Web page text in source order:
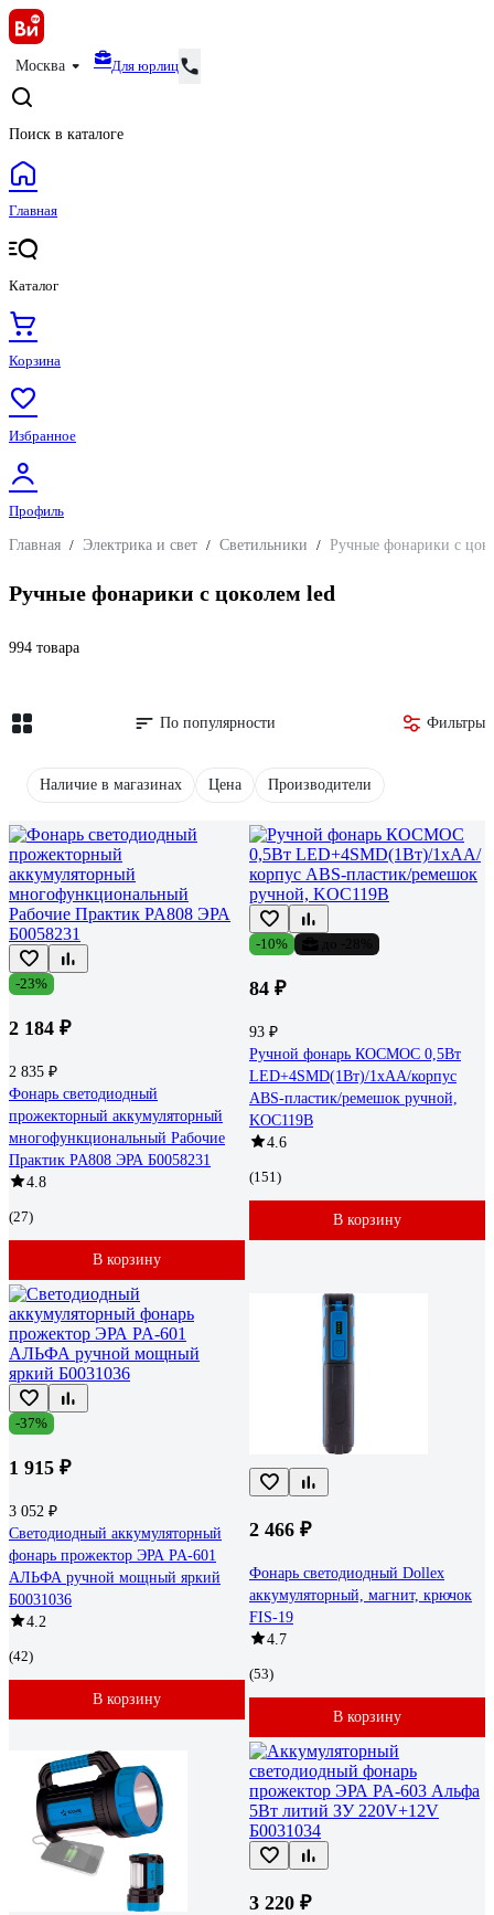
Москва Для юрлиц
Поиск в каталоге
Главная
Каталог
Корзина
Избранное
Профиль
Главная / Электрика и свет / Светильники / Ручные фонарики с
Ручные фонарики с цоколем led
994 товара
По популярности Фильтры
Наличие в магазинах Цена Производители
-23%
2 184 ₽
2 835 ₽
Фонарь светодиодный
прожекторный аккумуляторный
многофункциональный Рабочие
Практик PA808 ЭРА Б0058231
4.8
(27)
В корзину
-10%
84 ₽
93 ₽
Ручной фонарь КОСМОС 0,5Вт
LED+4SMD(1Вт)/1xAA/корпус
ABS-пластик/ремешок ручной,
KOC119B
4.6
(151)
В корзину
-37%
1 915 ₽
3 052 ₽
Светодиодный аккумуляторный
фонарь прожектор ЭРА PA-601
АЛЬФА ручной мощный яркий
Б0031036
4.2
(42)
В корзину
2 466 ₽
Фонарь светодиодный Dollex
аккумуляторный, магнит, крючок
FIS-19
4.7
(53)
В корзину
3 220 ₽